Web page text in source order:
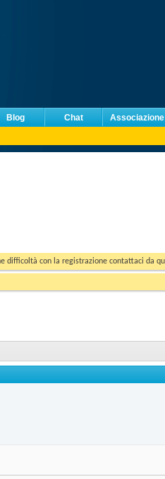
Blog Chat Associazione
difficoltà con la registrazione contattaci da